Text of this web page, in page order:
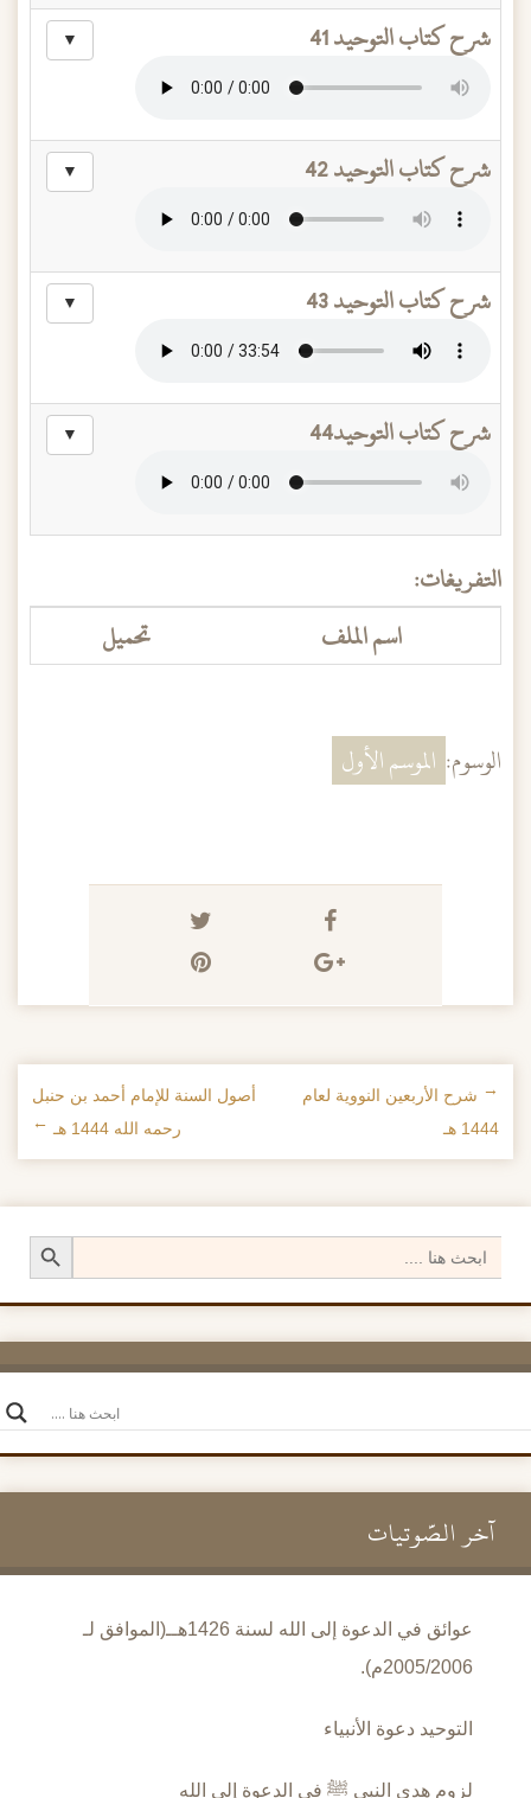
شرح كتاب التوحيد 41 ▼
شرح كتاب التوحيد 42 ▼
شرح كتاب التوحيد 43 ▼
شرح كتاب التوحيد44 ▼
التفريغات:
اسم الملف
تحميل
الوسوم: الموسم الأول
تصفح الإدراجات
← شرح الأربعين النووية لعام
1444 هـ
أصول السنة للإمام أحمد بن حنبل
رحمه الله 1444 هـ
→
for:
Search Button
آخر الصَّوتيات
عوائق في الدعوة إلى الله لسنة 1426هــ(الموافق لـ
2005/2006م).
التوحيد دعوة الأنبياء
لزوم هدي النبي ﷺ في الدعوة إلى الله